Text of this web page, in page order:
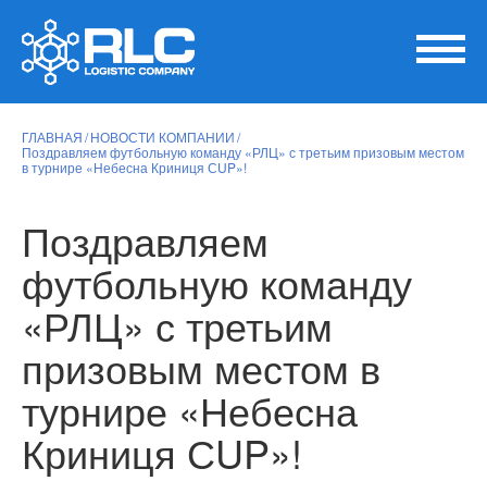
ГЛАВНАЯ НОВОСТИ КОМПАНИИ
Поздравляем футбольную команду «РЛЦ» с третьим призовым местом
в турнире «Небесна Криниця СUP»!
Поздравляем
футбольную команду
«РЛЦ» с третьим
призовым местом в
турнире «Небесна
Криниця СUP»!